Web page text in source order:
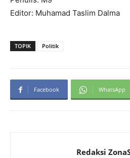
Editor: Muhamad Taslim Dalma
TOPIK Politik
Facebook WhatsApp
Redaksi